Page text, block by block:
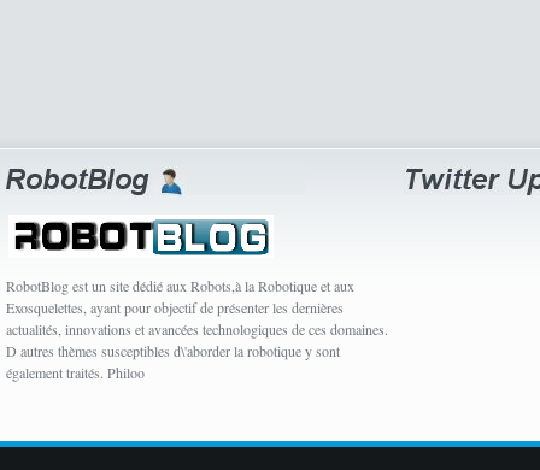
RobotBlog est un site dédié aux Robots,à la Robotique et aux
Exosquelettes, ayant pour objectif de présenter les dernières
actualités, innovations et avancées technologiques de ces domaines.
D autres thèmes susceptibles d\'aborder la robotique y sont
également traités. Philoo